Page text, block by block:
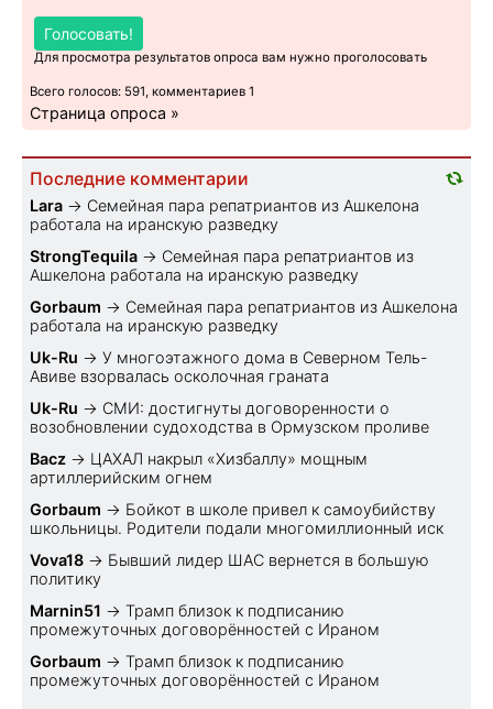
Голосовать!
Для просмотра результатов опроса вам нужно проголосовать
Всего голосов: 591, комментариев 1
Страница опроса »
Последние комментарии
Lara → Семейная пара репатриантов из Ашкелона
работала на иранскую разведку
StrongTequila → Семейная пара репатриантов из
Ашкелона работала на иранскую разведку
Gorbaum → Семейная пара репатриантов из Ашкелона
работала на иранскую разведку
Uk-Ru → У многоэтажного дома в Северном Тель-
Авиве взорвалась осколочная граната
Uk-Ru → СМИ: достигнуты договоренности о
возобновлении судоходства в Ормузском проливе
Bacz → ЦАХАЛ накрыл «Хизбаллу» мощным
артиллерийским огнем
Gorbaum → Бойкот в школе привел к самоубийству
школьницы. Родители подали многомиллионный иск
Vova18 → Бывший лидер ШАС вернется в большую
политику
Marnin51 → Трамп близок к подписанию
промежуточных договорённостей с Ираном
Gorbaum → Трамп близок к подписанию
промежуточных договорённостей с Ираном